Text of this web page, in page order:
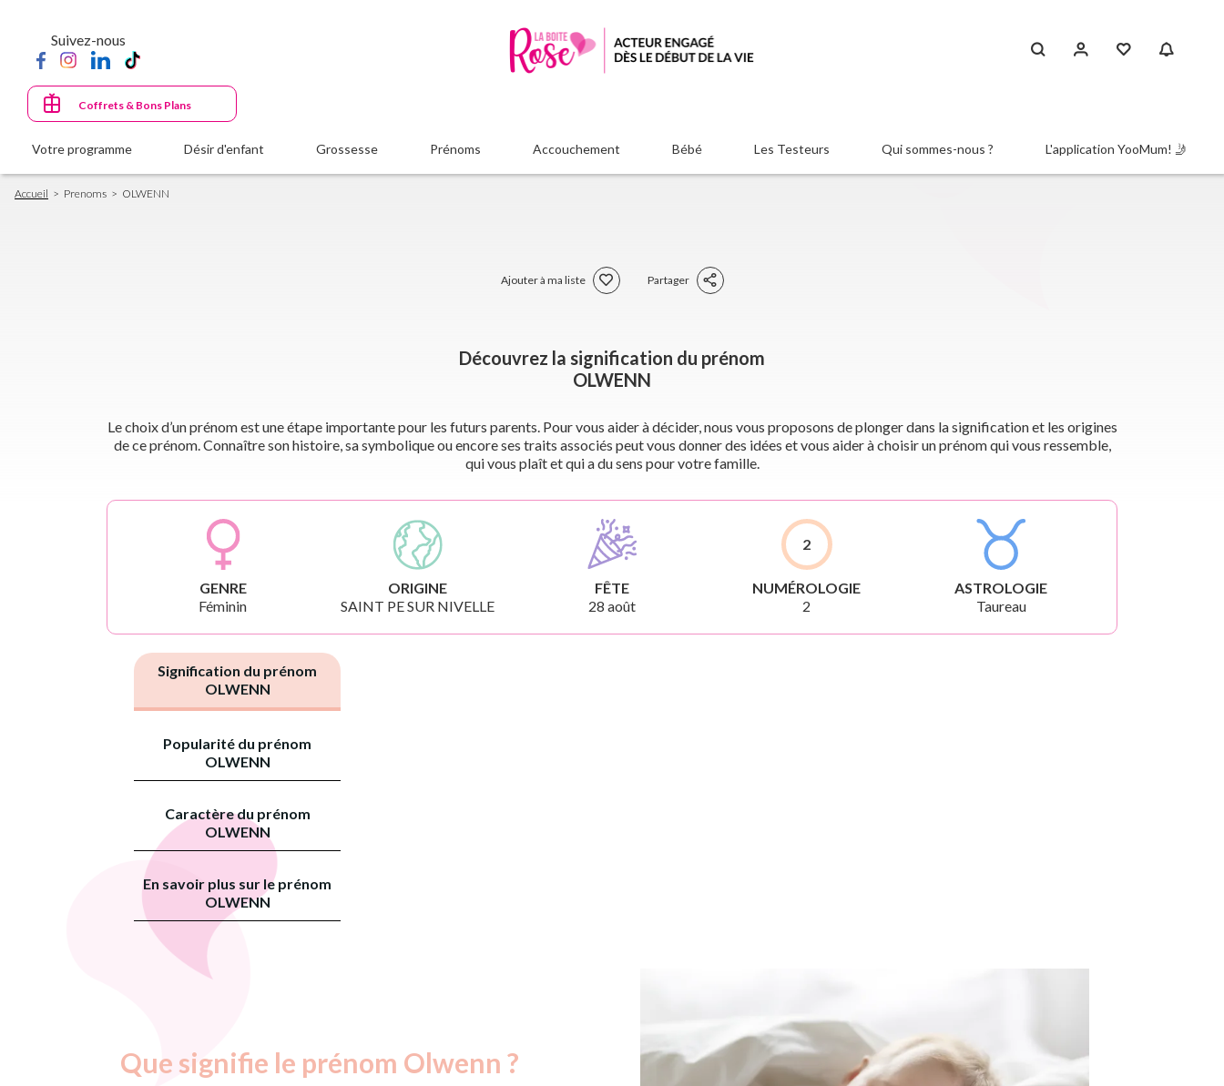
principal
Suivez-nous
Coffrets & Bons Plans
Votre programme Désir d'enfant Grossesse Prénoms Accouchement Bébé Les Testeurs Qui sommes-nous ? L'application YooMum! 🤳
Fil
d'Ariane
Accueil Prenoms OLWENN
Ajouter à ma liste Partager
Découvrez la signification du prénom
OLWENN
Le choix d’un prénom est une étape importante pour les futurs parents. Pour vous aider à décider, nous vous proposons de plonger dans la signification et les origines
de ce prénom. Connaître son histoire, sa symbolique ou encore ses traits associés peut vous donner des idées et vous aider à choisir un prénom qui vous ressemble,
qui vous plaît et qui a du sens pour votre famille.
GENRE
Féminin
ORIGINE
SAINT PE SUR NIVELLE
FÊTE
28 août
2
NUMÉROLOGIE
2
ASTROLOGIE
Taureau
Signification du prénom
OLWENN
Popularité du prénom
OLWENN
Caractère du prénom
OLWENN
En savoir plus sur le prénom
OLWENN
Que signifie le prénom Olwenn ?